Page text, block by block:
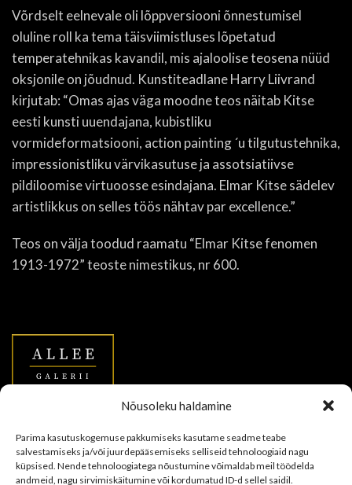
Nõusoleku haldamine
Parima kasutuskogemuse pakkumiseks kasutame seadme teabe
salvestamiseks ja/või juurdepääsemiseks selliseid tehnoloogiaid nagu
küpsised. Nende tehnoloogiatega nõustumine võimaldab meil töödelda
andmeid, nagu sirvimiskäitumine või kordumatud ID-d sellel saidil.
Võrdselt eelnevale oli lõppversiooni õnnestumisel
oluline roll ka tema täisviimistluses lõpetatud
temperatehnikas kavandil, mis ajaloolise teosena nüüd
oksjonile on jõudnud. Kunstiteadlane Harry Liivrand
kirjutab: “Omas ajas väga moodne teos näitab Kitse
eesti kunsti uuendajana, kubistliku
vormideformatsiooni, action painting ´u tilgutustehnika,
impressionistliku värvikasutuse ja assotsiatiivse
pildiloomise virtuoosse esindajana. Elmar Kitse sädelev
artistlikkus on selles töös nähtav par excellence.”
Teos on välja toodud raamatu “Elmar Kitse fenomen
1913-1972” teoste nimestikus, nr 600.
Vana-Viru 11a & Uus tn 7, Tallinn